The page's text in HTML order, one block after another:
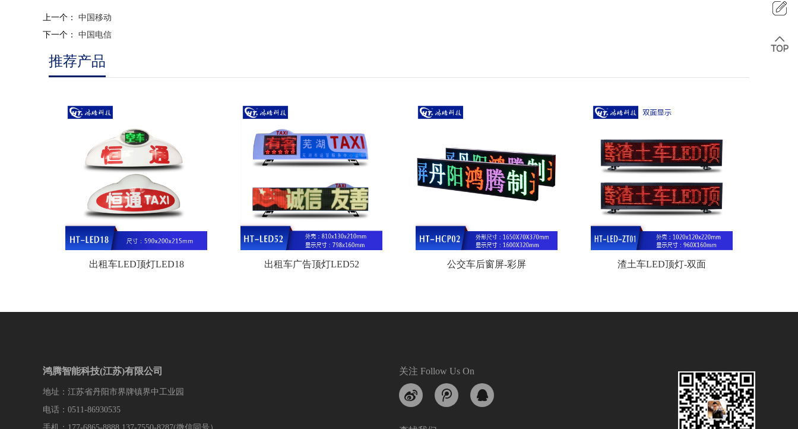
上一个： 中国移动
下一个： 中国电信
推荐产品
出租车LED顶灯LED18 出租车广告顶灯LED52 公交车后窗屏-彩屏 渣土车LED顶灯-双面
鸿腾智能科技(江苏)有限公司
地址：江苏省丹阳市界牌镇界中工业园
电话：0511-86930535
关注 Follow Us On